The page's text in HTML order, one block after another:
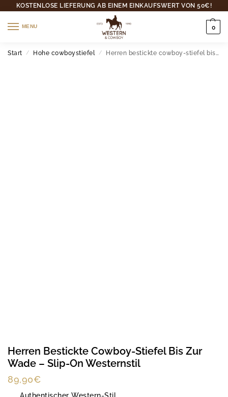
KOSTENLOSE LIEFERUNG AB EINEM EINKAUFSWERT VON 50€!
MENU 0
Start / Hohe cowboystiefel / Herren bestickte cowboy-stiefel bis zur wade – slip-on westernstil
Herren Bestickte Cowboy-Stiefel Bis Zur
Wade – Slip-On Westernstil
89,90€
Authentischer Western-Stil